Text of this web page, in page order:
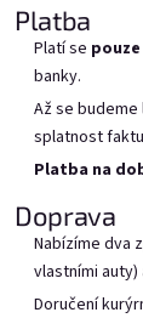
Add
Platba
Platí se
banky.
Až se
splatnost
Platba na
Doprava
Nabízíme dva
vlastními
Doručení